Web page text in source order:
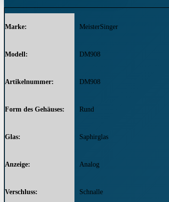
Marke MeisterSinger
Modell DM908
Artikelnummer DM908
Form des Gehäuses Rund
Glas Saphirglas
Anzeige Analog
Verschluss Schnalle